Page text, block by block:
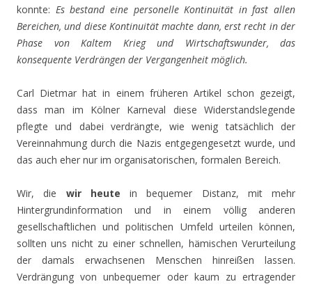
konnte: Es bestand eine personelle Kontinuität in fast allen
Bereichen, und diese Kontinuität machte dann, erst recht in der
Phase von Kaltem Krieg und Wirtschaftswunder, das
konsequente Verdrängen der Vergangenheit möglich.
Carl Dietmar hat in einem früheren Artikel schon gezeigt,
dass man im Kölner Karneval diese Widerstandslegende
pflegte und dabei verdrängte, wie wenig tatsächlich der
Vereinnahmung durch die Nazis entgegengesetzt wurde, und
das auch eher nur im organisatorischen, formalen Bereich.
Wir, die wir heute in bequemer Distanz, mit mehr
Hintergrundinformation und in einem völlig anderen
gesellschaftlichen und politischen Umfeld urteilen können,
sollten uns nicht zu einer schnellen, hämischen Verurteilung
der damals erwachsenen Menschen hinreißen lassen.
Verdrängung von unbequemer oder kaum zu ertragender